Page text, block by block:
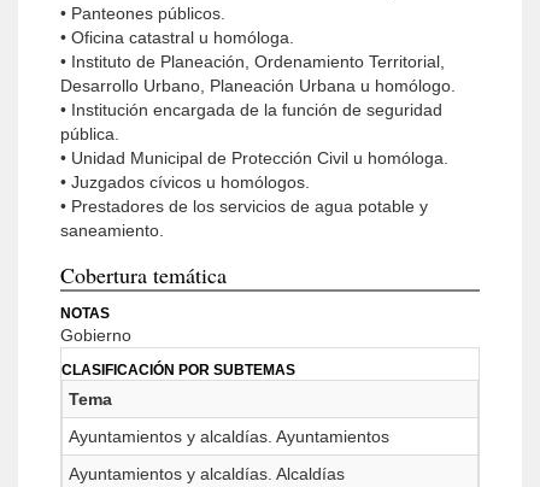
• Panteones públicos.
• Oficina catastral u homóloga.
• Instituto de Planeación, Ordenamiento Territorial,
Desarrollo Urbano, Planeación Urbana u homólogo.
• Institución encargada de la función de seguridad
pública.
• Unidad Municipal de Protección Civil u homóloga.
• Juzgados cívicos u homólogos.
• Prestadores de los servicios de agua potable y
saneamiento.
Cobertura temática
NOTAS
Gobierno
CLASIFICACIÓN POR SUBTEMAS
Tema
Ayuntamientos y alcaldías. Ayuntamientos
Ayuntamientos y alcaldías. Alcaldías